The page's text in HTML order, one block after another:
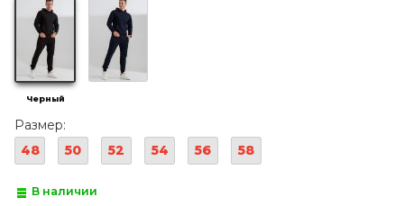
Черный
Размер:
48
50 52 54 56 58
В наличии